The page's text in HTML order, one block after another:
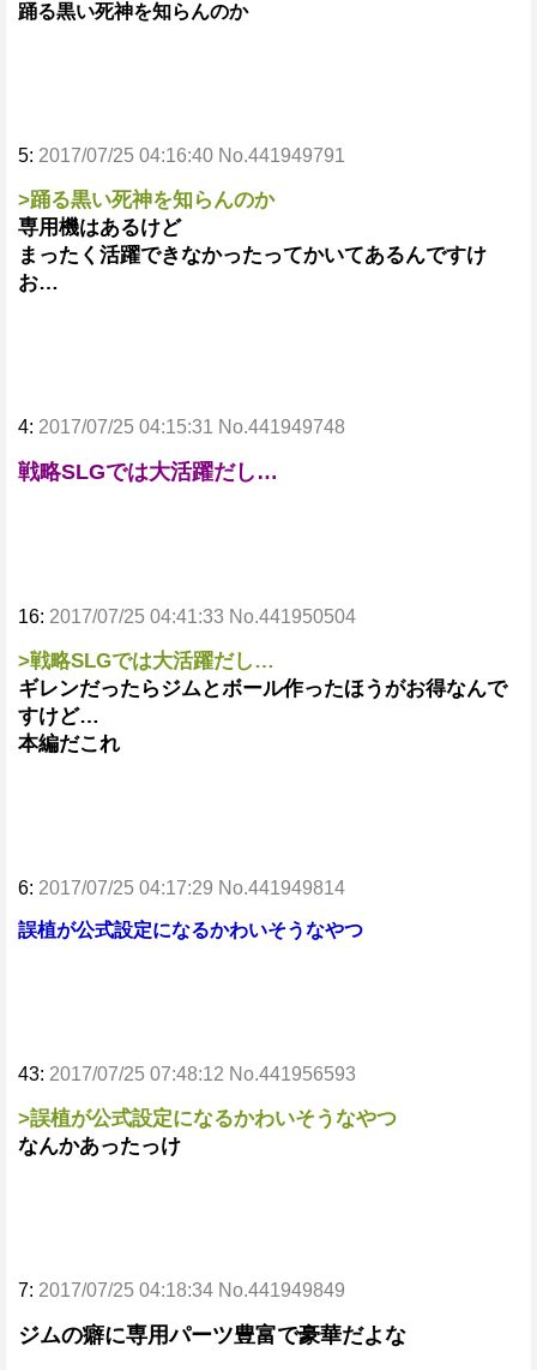
踊る黒い死神を知らんのか
5: 2017/07/25 04:16:40 No.441949791
>踊る黒い死神を知らんのか
専用機はあるけど
まったく活躍できなかったってかいてあるんですけ
お…
4: 2017/07/25 04:15:31 No.441949748
戦略SLGでは大活躍だし…
16: 2017/07/25 04:41:33 No.441950504
>戦略SLGでは大活躍だし…
ギレンだったらジムとボール作ったほうがお得なんで
すけど…
本編だこれ
6: 2017/07/25 04:17:29 No.441949814
誤植が公式設定になるかわいそうなやつ
43: 2017/07/25 07:48:12 No.441956593
>誤植が公式設定になるかわいそうなやつ
なんかあったっけ
7: 2017/07/25 04:18:34 No.441949849
ジムの癖に専用パーツ豊富で豪華だよな